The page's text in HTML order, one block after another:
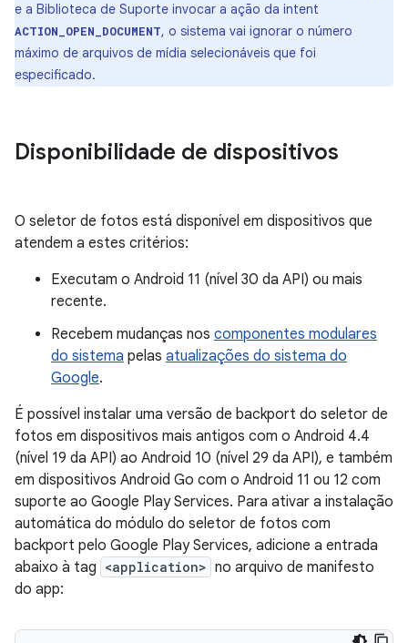
e a Biblioteca de Suporte invocar a ação da intent
ACTION_OPEN_DOCUMENT, o sistema vai ignorar o número
máximo de arquivos de mídia selecionáveis que foi
especificado.
Disponibilidade de dispositivos
O seletor de fotos está disponível em dispositivos que
atendem a estes critérios:
Executam o Android 11 (nível 30 da API) ou mais
recente.
Recebem mudanças nos componentes modulares
do sistema pelas atualizações do sistema do
Google.
É possível instalar uma versão de backport do seletor de
fotos em dispositivos mais antigos com o Android 4.4
(nível 19 da API) ao Android 10 (nível 29 da API), e também
em dispositivos Android Go com o Android 11 ou 12 com
suporte ao Google Play Services. Para ativar a instalação
automática do módulo do seletor de fotos com
backport pelo Google Play Services, adicione a entrada
abaixo à tag <application> no arquivo de manifesto
do app: